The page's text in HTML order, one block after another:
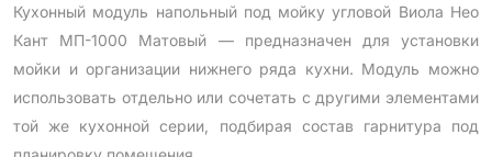
Кухонный модуль напольный под мойку угловой Виола Нео
Кант МП-1000 Матовый — предназначен для установки
мойки и организации нижнего ряда кухни. Модуль можно
использовать отдельно или сочетать с другими элементами
той же кухонной серии, подбирая состав гарнитура под